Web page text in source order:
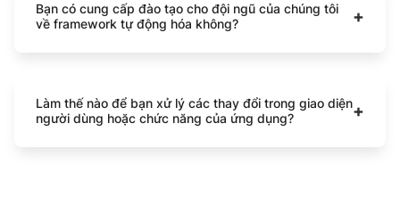
Bạn có cung cấp đào tạo cho đội ngũ của chúng tôi
về framework tự động hóa không?
+
Làm thế nào để bạn xử lý các thay đổi trong giao diện
người dùng hoặc chức năng của ứng dụng?
+